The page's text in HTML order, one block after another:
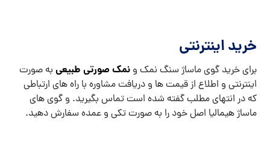
خرید اینترنتی
برای خرید گوی ماساژ سنگ نمک ونمک صورتی طبیعی به صورت
اینترنتی و اطلاع از قیمت ها و دریافت مشاوره با راه های ارتباطی
که در انتهای مطلب گفته شده است تماس بگیرید. و گوی های
ماساژ هیمالیا اصل خود را به صورت تکی و عمده سفارش دهید.